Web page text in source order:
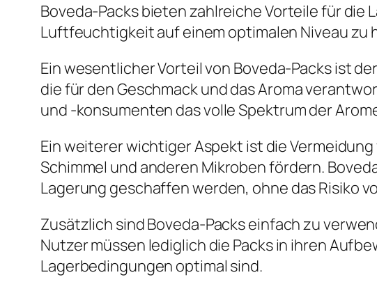
Boveda-Packs bieten zahlreiche Vorteile für die
Luftfeuchtigkeit auf einem optimalen Niveau zu
Ein wesentlicher Vorteil von Boveda-Packs ist
die für den Geschmack und das Aroma
und -konsumenten das volle Spektrum der
Ein weiterer wichtiger Aspekt ist die
Schimmel und anderen Mikroben fördern.
Lagerung geschaffen werden, ohne das Risiko
Zusätzlich sind Boveda-Packs einfach zu
Nutzer müssen lediglich die Packs in ihren
Lagerbedingungen optimal sind.